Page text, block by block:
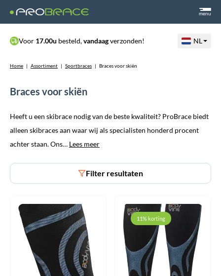
menu
Voor 17.00u besteld,vandaagverzonden! NL
Home | Assortiment | Sportbraces | Braces voor skiën
Braces voor skiën
Heeft u een skibrace nodig van de beste kwaliteit? ProBrace biedt
alleen skibraces aan waar wij als specialisten honderd procent
achter staan. Ons… Lees meer
Filter resultaten
11% korting